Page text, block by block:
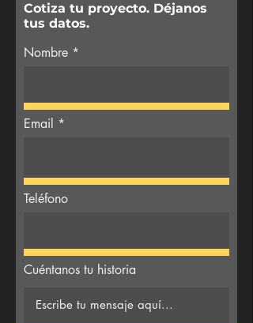
Cotiza tu proyecto. Déjanos
tus datos.
Nombre
Email
Teléfono
Cuéntanos tu historia